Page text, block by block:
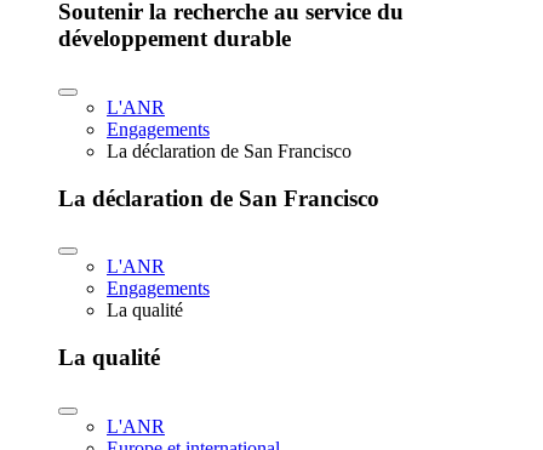
Soutenir la recherche au service du
développement durable
L'ANR
Engagements
La déclaration de San Francisco
La déclaration de San Francisco
L'ANR
Engagements
La qualité
La qualité
L'ANR